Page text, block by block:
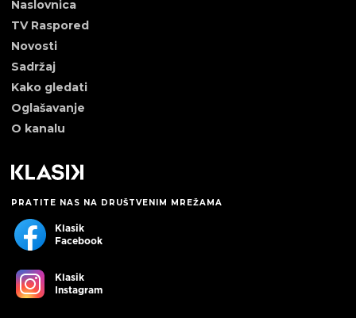
Naslovnica
TV Raspored
Novosti
Sadržaj
Kako gledati
Oglašavanje
O kanalu
PRATITE NAS NA DRUŠTVENIM MREŽAMA
Klasik
Facebook
Klasik
Instagram